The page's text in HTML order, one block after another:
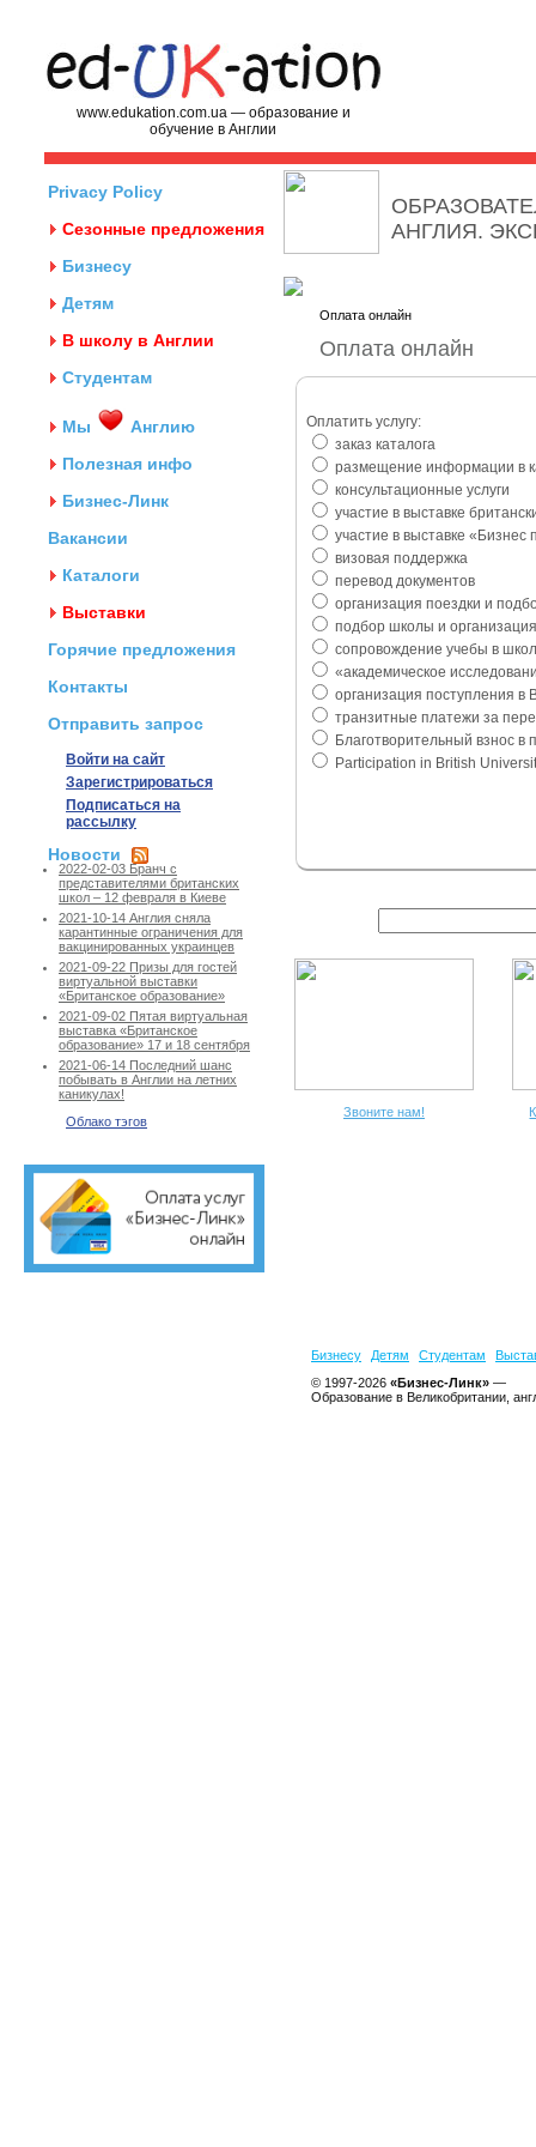
www.edukation.com.ua — образование и
обучение в Англии
Privacy Policy
Сезонные предложения
Бизнесу
Детям
В школу в Англии
Студентам
Мы
Англию
Полезная инфо
Бизнес-Линк
Вакансии
Каталоги
Выставки
Горячие предложения
Контакты
Отправить запрос
Войти на сайт
Зарегистрироваться
Подписаться на
рассылку
Новости
2022-02-03 Бранч с
представителями британских
школ – 12 февраля в Киеве
2021-10-14 Англия сняла
карантинные ограничения для
вакцинированных украинцев
2021-09-22 Призы для гостей
виртуальной выставки
«Британское образование»
2021-09-02 Пятая виртуальная
выставка «Британское
образование» 17 и 18 сентября
2021-06-14 Последний шанс
побывать в Англии на летних
каникулах!
Облако тэгов
АНГЛИЯ.
Оплата онлайн
Оплата онлайн
Оплатить услугу:
заказ каталога
размещение информации в
консультационные услуги
участие в выставке
участие в выставке «Бизнес
визовая поддержка
перевод документов
организация поездки и
подбор школы и
сопровождение учебы в
«академическое
организация поступления в
транзитные платежи за
Благотворительный взнос в
Participation in British
Звоните нам!
Бизнесу Детям Студентам
© 1997-2026 «Бизнес-Линк» —
Образование в Великобритании,